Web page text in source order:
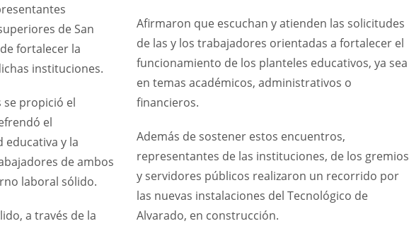
de San
fortalecer la
instituciones.
se propició el
el
y la
de ambos
laboral sólido.
a través de la
Afirmaron que escuchan y atienden las solicitudes
de las y los trabajadores orientadas a fortalecer el
funcionamiento de los planteles educativos, ya sea
en temas académicos, administrativos o
financieros.
Además de sostener estos encuentros,
representantes de las instituciones, de los gremios
y servidores públicos realizaron un recorrido por
las nuevas instalaciones del Tecnológico de
Alvarado, en construcción.